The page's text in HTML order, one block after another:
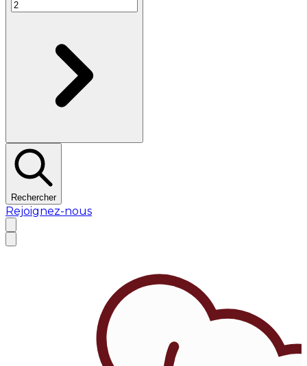
Rechercher
Rejoignez-nous